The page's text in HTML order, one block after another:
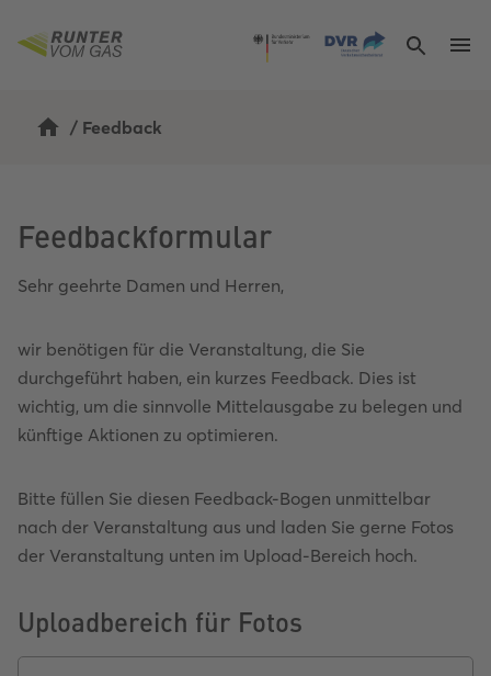
/ Feedback
Feedbackformular
Sehr geehrte Damen und Herren,
wir benötigen für die Veranstaltung, die Sie
durchgeführt haben, ein kurzes Feedback. Dies ist
wichtig, um die sinnvolle Mittelausgabe zu belegen und
künftige Aktionen zu optimieren.
Bitte füllen Sie diesen Feedback-Bogen unmittelbar
nach der Veranstaltung aus und laden Sie gerne Fotos
der Veranstaltung unten im Upload-Bereich hoch.
Uploadbereich für Fotos